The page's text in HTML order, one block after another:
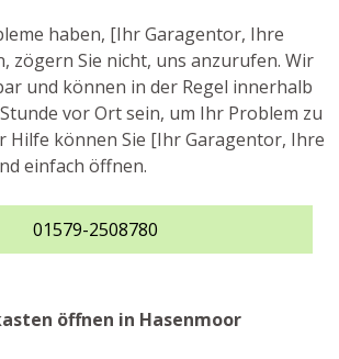
haben, [Ihr Garagentor, Ihre
zögern Sie nicht, uns anzurufen. Wir
und können in der Regel innerhalb
vor Ort sein, um Ihr Problem zu
Hilfe können Sie [Ihr Garagentor, Ihre
einfach öffnen.
01579-2508780
öffnen in Hasenmoor